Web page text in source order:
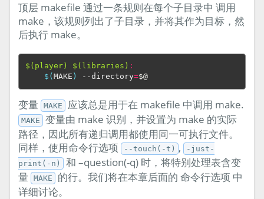
顶层 makefile 通过一条规则在每个子目录中 调用
make，该规则列出了子目录，并将其作为目标，然
后执行 make。
$(player) $(libraries) :
$(MAKE ) --directory=$@
变量 MAKE 应该总是用于在 makefile 中调用 make.
MAKE
变量由 make 识别，并设置为 make 的实际
路径，因此所有递归调用都使用同一可执行文件。
同样，使用命令行选项
--touch(-t) ,
-just-
print(-n)
和 –question(-q) 时，将特别处理表含变
量
MAKE
的行。我们将在本章后面的 命令行选项 中
详细讨论。